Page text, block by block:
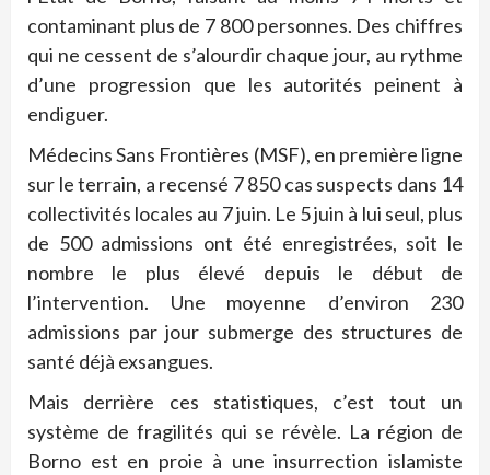
contaminant plus de 7 800 personnes. Des chiffres
qui ne cessent de s’alourdir chaque jour, au rythme
d’une progression que les autorités peinent à
endiguer.
Médecins Sans Frontières (MSF), en première ligne
sur le terrain, a recensé 7 850 cas suspects dans 14
collectivités locales au 7 juin. Le 5 juin à lui seul, plus
de 500 admissions ont été enregistrées, soit le
nombre le plus élevé depuis le début de
l’intervention. Une moyenne d’environ 230
admissions par jour submerge des structures de
santé déjà exsangues.
Mais derrière ces statistiques, c’est tout un
système de fragilités qui se révèle. La région de
Borno est en proie à une insurrection islamiste